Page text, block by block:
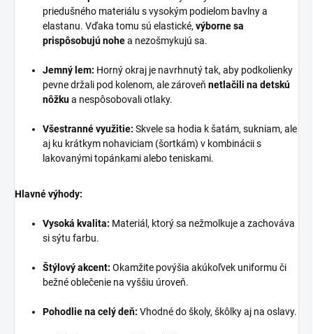
priedušného materiálu s vysokým podielom bavlny a
elastanu. Vďaka tomu sú elastické, výborne sa
prispôsobujú nohea nezošmykujú sa.
Jemný lem: Horný okraj je navrhnutý tak, aby podkolienky
pevne držali pod kolenom, ale zároveň netlačili na detskú
nôžkua nespôsobovali otlaky.
Všestranné využitie: Skvele sa hodia k šatám, sukniam, ale
aj ku krátkym nohaviciam (šortkám) v kombinácii s
lakovanými topánkami alebo teniskami.
Hlavné výhody:
Vysoká kvalita: Materiál, ktorý sa nežmolkuje a zachováva
si sýtu farbu.
Štýlový akcent: Okamžite povýšia akúkoľvek uniformu či
bežné oblečenie na vyššiu úroveň.
Pohodlie na celý deň: Vhodné do školy, škôlky aj na oslavy.